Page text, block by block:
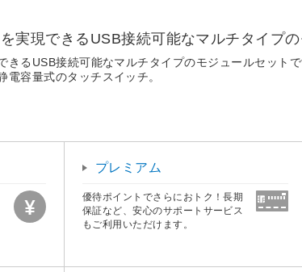
実現できるUSB接続可能なマルチタイプの
るUSB接続可能なマルチタイプのモジュールセットで
容量式のタッチスイッチ。
プレミアム
優待ポイントでさらにおトク！長期
保証など、安心のサポートサービス
もご利用いただけます。